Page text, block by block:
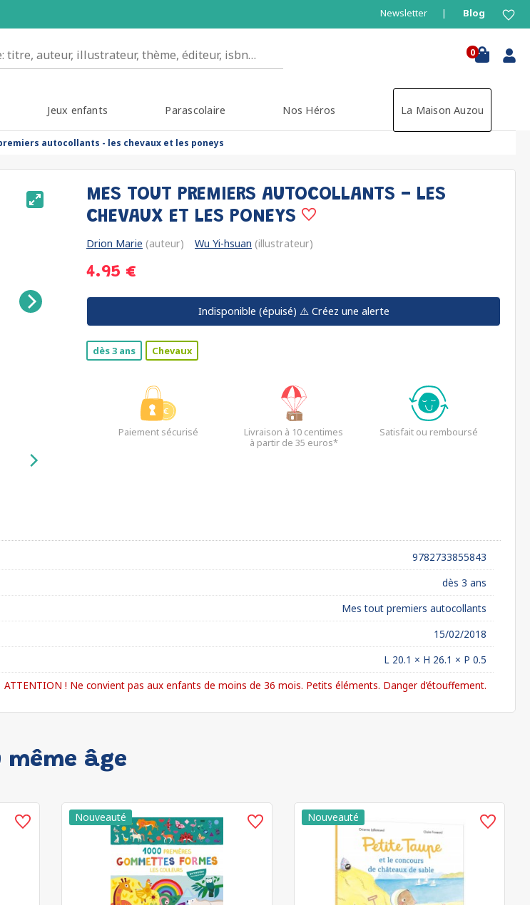
Newsletter Blog
0
Jeux enfants Parascolaire Nos Héros La Maison Auzou
autocollants - les chevaux et les poneys
MES TOUT PREMIERS AUTOCOLLANTS - LES
CHEVAUX ET LES PONEYS
Drion Marie (auteur) Wu Yi-hsuan (illustrateur)
4.95 €
Indisponible (épuisé) ⚠️ Créez une alerte
dès 3 ans Chevaux
Paiement sécurisé
Livraison à 10 centimes
à partir de 35 euros*
Satisfait ou remboursé
9782733855843
dès 3 ans
Mes tout premiers autocollants
15/02/2018
L 20.1 × H 26.1 × P 0.5
ATTENTION ! Ne convient pas aux enfants de moins de 36 mois. Petits éléments. Danger d’étouffement.
même âge